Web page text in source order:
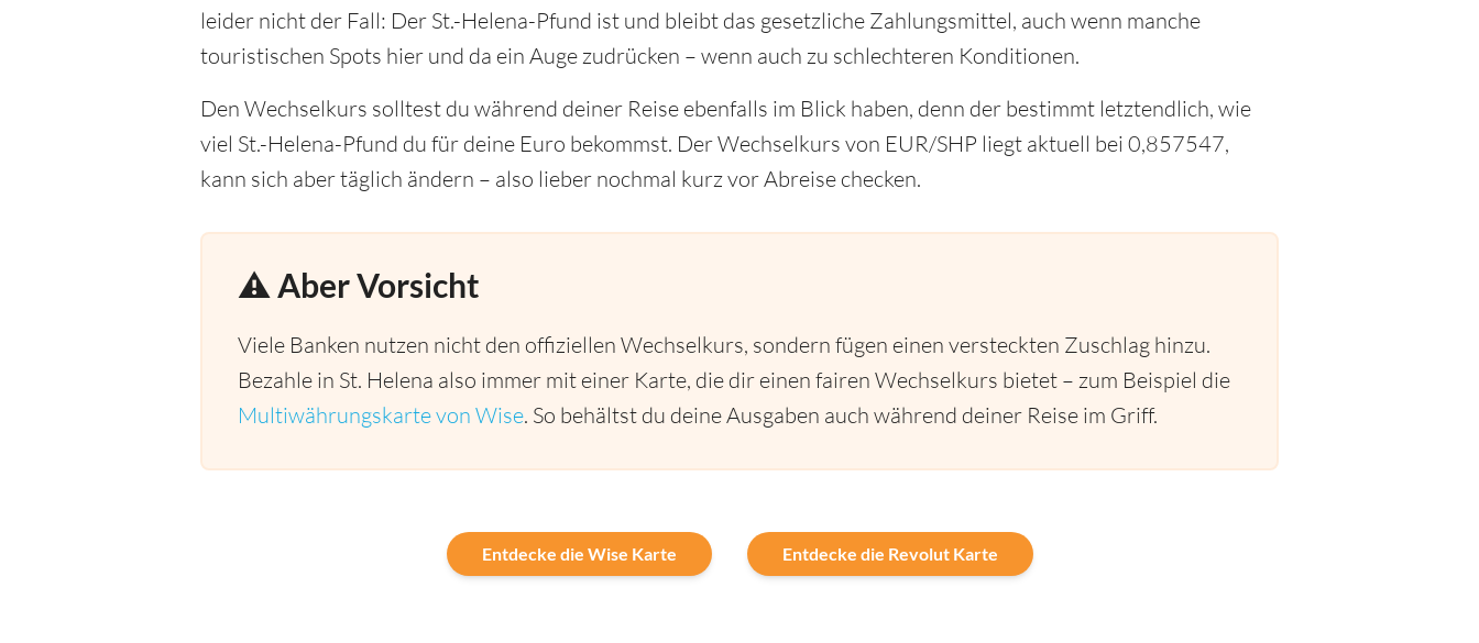
leider nicht der Fall: Der St.-Helena-Pfund ist und bleibt das gesetzliche Zahlungsmittel, auch wenn manche
touristischen Spots hier und da ein Auge zudrücken – wenn auch zu schlechteren Konditionen.
Den Wechselkurs solltest du während deiner Reise ebenfalls im Blick haben, denn der bestimmt letztendlich, wie
viel St.-Helena-Pfund du für deine Euro bekommst. Der Wechselkurs von EUR/SHP liegt aktuell bei 0,857547,
kann sich aber täglich ändern – also lieber nochmal kurz vor Abreise checken.
⚠️ Aber Vorsicht
Viele Banken nutzen nicht den offiziellen Wechselkurs, sondern fügen einen versteckten Zuschlag hinzu.
Bezahle in St. Helena also immer mit einer Karte, die dir einen fairen Wechselkurs bietet – zum Beispiel die
Multiwährungskarte von Wise. So behältst du deine Ausgaben auch während deiner Reise im Griff.
Entdecke die Wise Karte Entdecke die Revolut Karte